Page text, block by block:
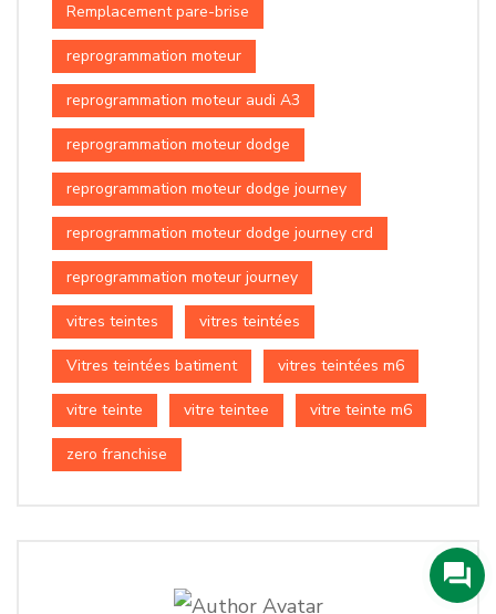
Remplacement pare-brise
reprogrammation moteur
reprogrammation moteur audi A3
reprogrammation moteur dodge
reprogrammation moteur dodge journey
reprogrammation moteur dodge journey crd
reprogrammation moteur journey
vitres teintes vitres teintées
Vitres teintées batiment vitres teintées m6
vitre teinte vitre teintee vitre teinte m6
zero franchise